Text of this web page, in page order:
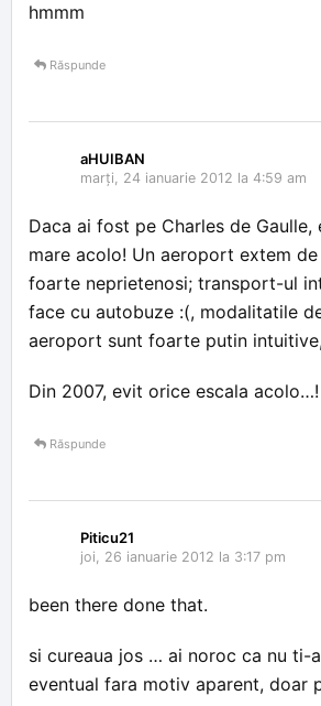
hmmm
Răspunde
aHUIBAN
marți, 24 ianuarie 2012 la 4:59 am
Daca ai fost pe Charles de Gaulle,
mare acolo! Un aeroport extem
foarte neprietenosi; transport-ul
face cu autobuze :(, modalitatile
aeroport sunt foarte putin
Din 2007, evit orice escala acolo…!
Răspunde
Piticu21
joi, 26 ianuarie 2012 la 3:17 pm
been there done that.
si cureaua jos … ai noroc ca nu ti-
eventual fara motiv aparent, doar